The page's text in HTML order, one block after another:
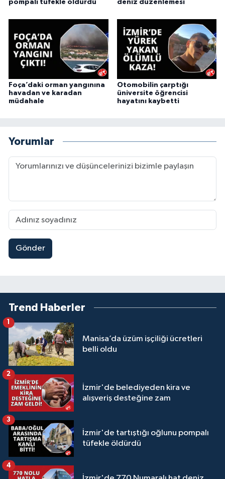
pompalı tüfekle öldürdü
deniz düzenlemesi
Foça’daki orman yangınına
havadan ve karadan
müdahale
Otomobilin çarptığı
üniversite öğrencisi
hayatını kaybetti
Yorumlar
Gönder
Trend Haberler
Manisa’da üzüm işçiliği ücretleri
belli oldu
1
İzmir'de belediyeden kira ve
alışveriş desteğine zam
2
İzmir'de tartıştığı oğlunu pompalı
tüfekle öldürdü
3
4